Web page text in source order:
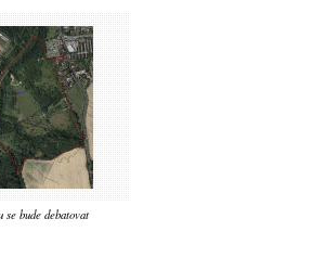
se bude debatovat